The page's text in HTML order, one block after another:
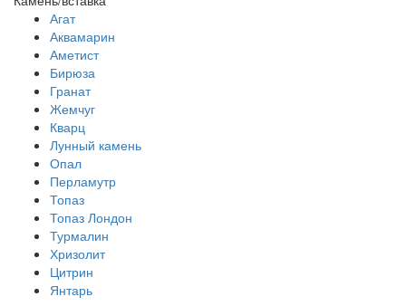
Агат
Аквамарин
Аметист
Бирюза
Гранат
Жемчуг
Кварц
Лунный камень
Опал
Перламутр
Топаз
Топаз Лондон
Турмалин
Хризолит
Цитрин
Янтарь